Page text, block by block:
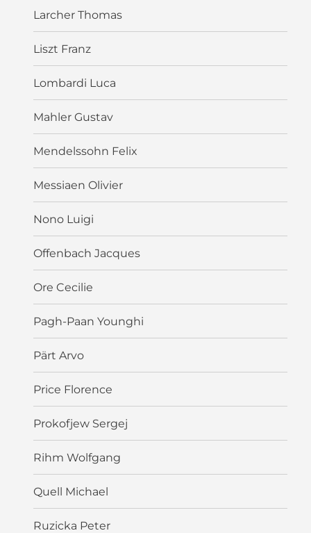
Larcher Thomas
Liszt Franz
Lombardi Luca
Mahler Gustav
Mendelssohn Felix
Messiaen Olivier
Nono Luigi
Offenbach Jacques
Ore Cecilie
Pagh-Paan Younghi
Pärt Arvo
Price Florence
Prokofjew Sergej
Rihm Wolfgang
Quell Michael
Ruzicka Peter